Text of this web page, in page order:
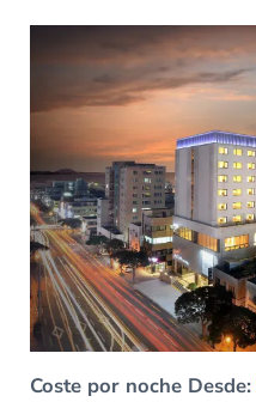
Coste por noche Desde: